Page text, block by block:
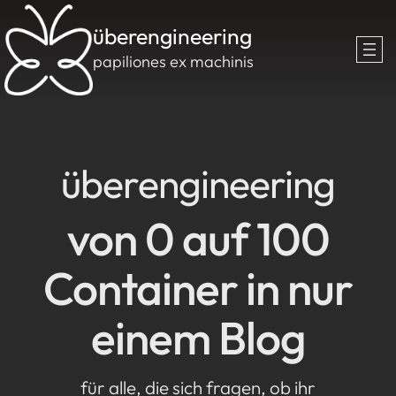
überengineering
papiliones ex machinis
überengineering
von 0 auf 100
Container in nur
einem Blog
für alle, die sich fragen, ob ihr